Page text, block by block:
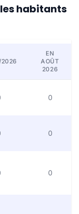
habitants
EN
AOÛT
2026
0
0
0